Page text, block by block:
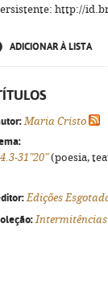
http://
ADICIONAR À LISTA
Maria Cristo
31"20"(poesia,
Edições
Intermitências